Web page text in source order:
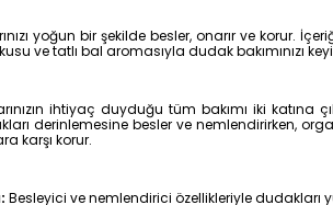
yoğun bir şekilde besler, onarır ve korur.
ve tatlı bal aromasıyla dudak bakımınızı
ihtiyaç duyduğu tüm bakımı iki
derinlemesine besler ve nemlendirirken,
karşı korur.
Besleyici ve nemlendirici özellikleriyle dudakları